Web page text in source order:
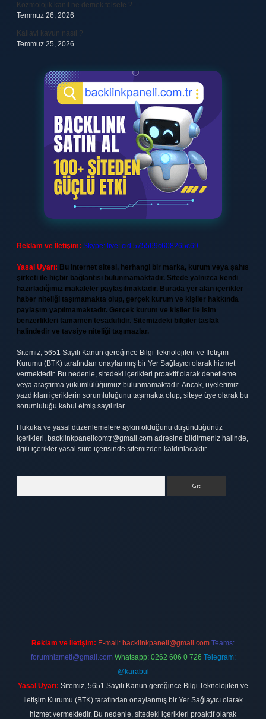
Kozmolojik kanıt ne demek felsefe ?
Temmuz 26, 2026
Kallavi kavun nasıl ?
Temmuz 25, 2026
Reklam ve İletişim: Skype: live:.cid.575569c608265c69
Yasal Uyarı: Bu internet sitesi, herhangi bir marka, kurum veya şahıs
şirketi ile hiçbir bağlantısı bulunmamaktadır. Sitede yalnızca kendi
hazırladığımız makaleler paylaşılmaktadır. Burada yer alan içerikler
haber niteliği taşımamakta olup, gerçek kurum ve kişiler hakkında
paylaşım yapılmamaktadır. Gerçek kurum ve kişiler ile isim
benzerlikleri tamamen tesadüfidir. Sitemizdeki bilgiler taslak
halindedir ve tavsiye niteliği taşımazlar.
Sitemiz, 5651 Sayılı Kanun gereğince Bilgi Teknolojileri ve İletişim
Kurumu (BTK) tarafından onaylanmış bir Yer Sağlayıcı olarak hizmet
vermektedir. Bu nedenle, sitedeki içerikleri proaktif olarak denetleme
veya araştırma yükümlülüğümüz bulunmamaktadır. Ancak, üyelerimiz
yazdıkları içeriklerin sorumluluğunu taşımakta olup, siteye üye olarak bu
sorumluluğu kabul etmiş sayılırlar.
Hukuka ve yasal düzenlemelere aykırı olduğunu düşündüğünüz
içerikleri, backlinkpanelicomtr@gmail.com adresine bildirmeniz halinde,
ilgili içerikler yasal süre içerisinde sitemizden kaldırılacaktır.
Reklam ve İletişim: E-mail: backlinkpaneli@gmail.com Teams:
forumhizmeti@gmail.com Whatsapp: 0262 606 0 726 Telegram:
@karabul
Yasal Uyarı: Sitemiz, 5651 Sayılı Kanun gereğince Bilgi Teknolojileri ve
İletişim Kurumu (BTK) tarafından onaylanmış bir Yer Sağlayıcı olarak
hizmet vermektedir. Bu nedenle, sitedeki içerikleri proaktif olarak